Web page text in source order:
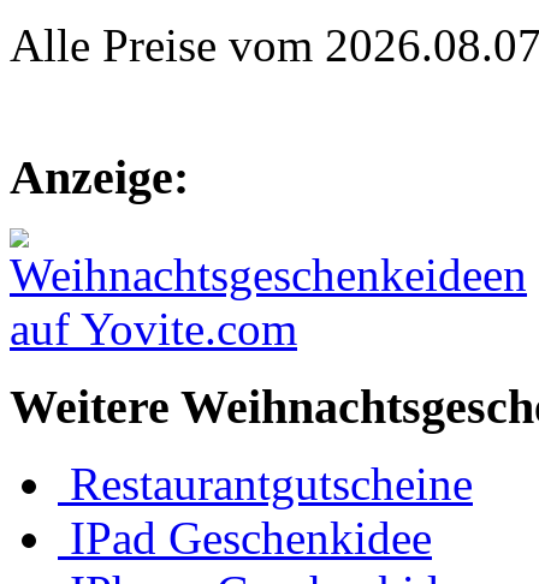
Alle Preise vom
Anzeige:
Weitere
Restaurantgutscheine
IPad Geschenkidee